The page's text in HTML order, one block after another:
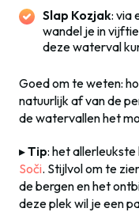
Slap Kozjak: via
wandel je in
deze waterval
Goed om te weten:
natuurlijk af van de
de watervallen het
▸Tip: het allerleukste
Soči. Stijlvol om te
de bergen en het
deze plek wil je een